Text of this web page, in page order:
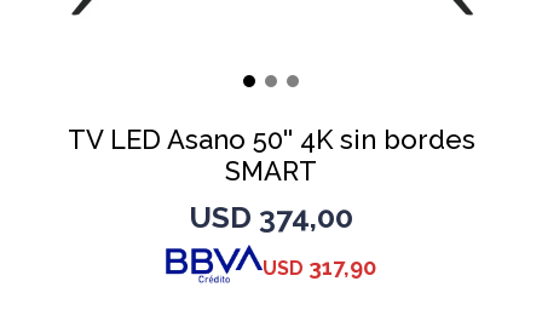
TV LED Asano 50'' 4K sin bordes
SMART
USD 374,00
USD 317,90